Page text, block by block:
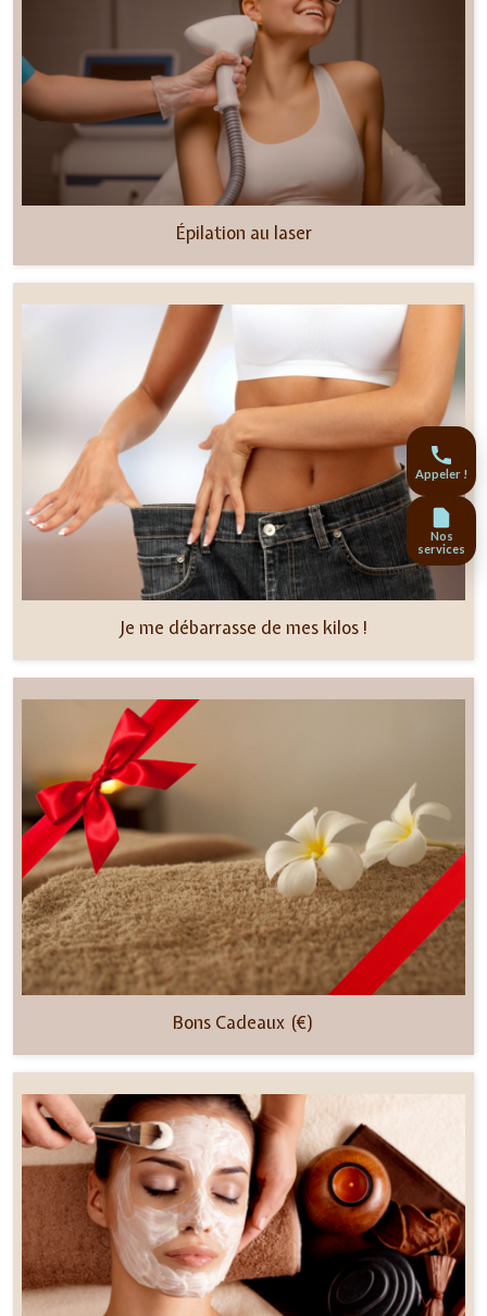
Épilation au laser
Je me débarrasse de mes kilos !
Bons Cadeaux (€)
Appeler !
Nos
services